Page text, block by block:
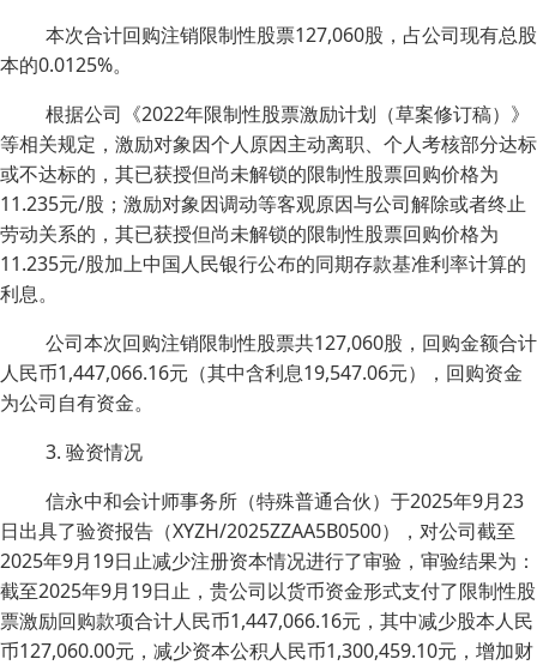
本次合计回购注销限制性股票127,060股，占公司现有总股
本的0.0125%。
根据公司《2022年限制性股票激励计划（草案修订稿）》
等相关规定，激励对象因个人原因主动离职、个人考核部分达标
或不达标的，其已获授但尚未解锁的限制性股票回购价格为
11.235元/股；激励对象因调动等客观原因与公司解除或者终止
劳动关系的，其已获授但尚未解锁的限制性股票回购价格为
11.235元/股加上中国人民银行公布的同期存款基准利率计算的
利息。
公司本次回购注销限制性股票共127,060股，回购金额合计
人民币1,447,066.16元（其中含利息19,547.06元），回购资金
为公司自有资金。
3. 验资情况
信永中和会计师事务所（特殊普通合伙）于2025年9月23
日出具了验资报告（XYZH/2025ZZAA5B0500），对公司截至
2025年9月19日止减少注册资本情况进行了审验，审验结果为：
截至2025年9月19日止，贵公司以货币资金形式支付了限制性股
票激励回购款项合计人民币1,447,066.16元，其中减少股本人民
币127,060.00元，减少资本公积人民币1,300,459.10元，增加财